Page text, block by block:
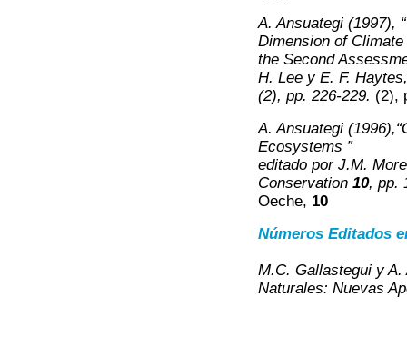
A. Ansuategi (1997),
Dimension of
the Second
H. Lee y E. F.
(2), pp. 226-229. (2),
A. Ansuategi
Ecosystems ”
editado por J.M.
Conservation 10, pp.
Oeche, 10
Números Editados
M.C. Gallastegui y A.
Naturales: Nuevas